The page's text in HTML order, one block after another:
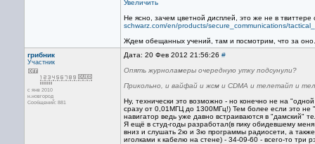
Увеличить
Не ясно, зачем цветной дисплей, это же не в
schwarz.com/en/products/secure_communications/
Ждем обещанных учений, там и посмотрим, что за оно.
грибник
Участник
с янв 2010
н.новгород
Сообщений: 881
Дата: 20 Фев 2012 21:56:26 #
Опять журноламеры очередную утку подсунули?
Прикольно, и вайфай и жсм и CDMA и телетайп и
Ну, технически это возможно - но конечно не на
сразу от 0,01МГЦ до 1300МГц!) Тем более если это не
навигатор ведь уже давно встраиваются в "дамский"
Я ещё в студ-годы разработал(в пику обидевшему
вниз и слушать 2ю и 3ю программы радиосети, а
иголками к кабелю на стене) - 34-09-60 - всего-то три